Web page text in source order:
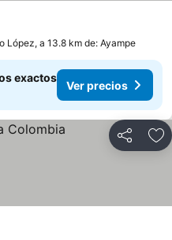
López, a 13.8 km de: Ayampe
exactos
Ver precios
Compartir